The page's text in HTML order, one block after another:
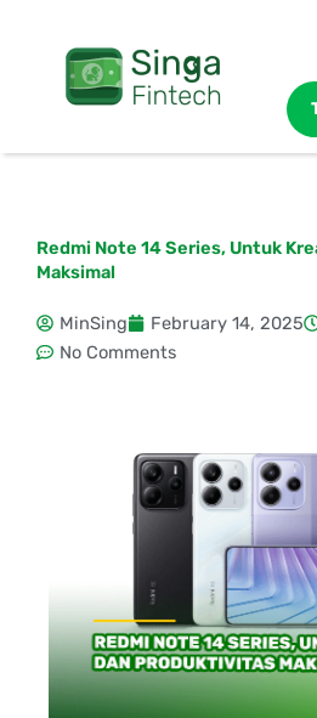
Redmi Note 14 Series, Untuk
Maksimal
MinSing February 14, 2025
No Comments